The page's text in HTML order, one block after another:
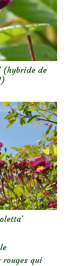
(hybride de
qui